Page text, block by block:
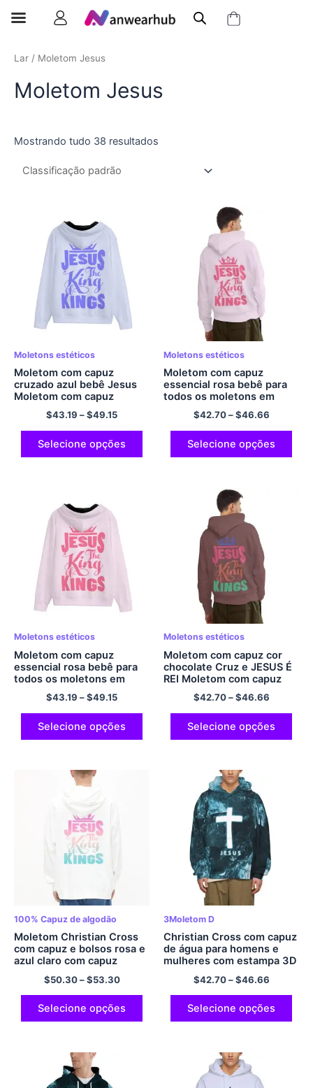
Lar / Moletom Jesus
Moletom Jesus
Mostrando tudo 38 resultados
Moletons estéticos
Moletom com capuz
cruzado azul bebê Jesus
Moletom com capuz
essencial para todos os
moletons em branco
JESUS ​​THE KINGS
Moletom com capuz casual
de poliéster com zíper
$43.19 –$49.15
Selecione opções
Moletons estéticos
Moletom com capuz
essencial rosa bebê para
todos os moletons em
branco JESUS ​​OS REIS
Moletom com capuz
aconchegante conforto
poliéster pulôver moletom
com capuz streetwear
$42.70–$46.66
Selecione opções
Moletons estéticos
Moletom com capuz
essencial rosa bebê para
todos os moletons em
branco JESUS ​​OS REIS
Moletom com capuz
aconchegante conforto
poliéster com zíper
moletom com capuz
$43.19 –$49.15
Selecione opções
Moletons estéticos
Moletom com capuz cor
chocolate Cruz e JESUS ​​É
REI Moletom com capuz
aconchegante conforto
clássico legal poliéster
pulôver com capuz para
homens e mulheres
$42.70–$46.66
Selecione opções
100% Capuz de algodão
Moletom Christian Cross
com capuz e bolsos rosa e
azul claro com capuz
gradiente moletom grande
acolchoado de algodão
confortável e macio
moletom multicolorido
$50.30–$53.30
Selecione opções
3Moletom D
Christian Cross com capuz
de água para homens e
mulheres com estampa 3D
moletom com capuz
cruzado pulôver legal
engraçado novidade
moletom com bolsos
moletom de poliéster
$42.70–$46.66
Selecione opções